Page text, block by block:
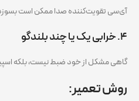
آی‌سی تقویت‌کننده صدا ممکن است بسوزد
۴. خرابی یک یا چند بلندگو
گاهی مشکل از خود ضبط نیست، بلکه
روش تعمیر: